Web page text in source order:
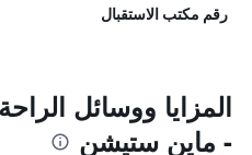
رقم مكتب الاستقبال
المزايا ووسائل
- ماين ستيشن